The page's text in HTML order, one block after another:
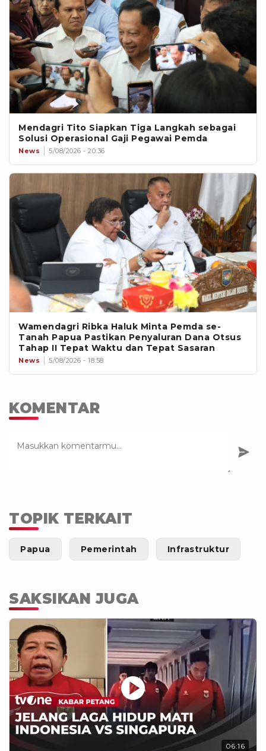
Mendagri Tito Siapkan Tiga Langkah sebagai
Solusi Operasional Gaji Pegawai Pemda
News 5/08/2026 - 20:36
Wamendagri Ribka Haluk Minta Pemda se-
Tanah Papua Pastikan Penyaluran Dana Otsus
Tahap II Tepat Waktu dan Tepat Sasaran
News 5/08/2026 - 18:58
KOMENTAR
TOPIK TERKAIT
Papua Pemerintah Infrastruktur
SAKSIKAN JUGA
06:16